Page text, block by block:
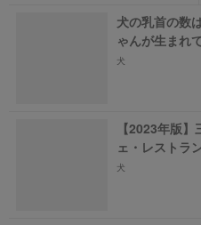
犬の乳首の数
ゃんが生まれ
犬
【2023年版
ェ・レストラ
犬